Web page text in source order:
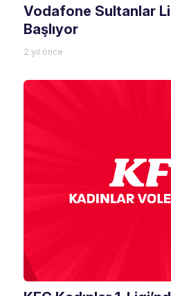
Vodafone Sultanlar
Başlıyor
2 yıl önce